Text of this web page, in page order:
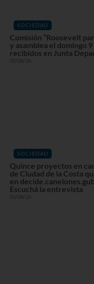
SOCIEDAD
Comisión “Roosevelt
y asamblea el domingo
recibidos en Junta
05/08/26
SOCIEDAD
Quince proyectos en
de Ciudad de la Costa
en
Escuchá la entrevista
05/08/26